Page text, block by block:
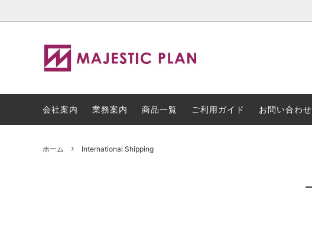
Goalkeeping Shoes
出店依頼 アクセス
会社案内 業務案内 商品一覧 ご利用ガイド お問い合わせ
ホーム International Shipping